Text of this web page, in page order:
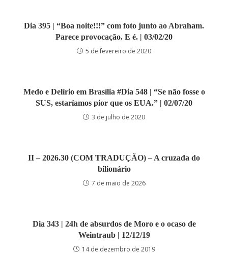
Dia 395 | “Boa noite!!!” com foto junto ao Abraham.
Parece provocação. E é. | 03/02/20
5 de fevereiro de 2020
Medo e Delírio em Brasília #Dia 548 | “Se não fosse o
SUS, estaríamos pior que os EUA.” | 02/07/20
3 de julho de 2020
II – 2026.30 (COM TRADUÇÃO) – A cruzada do
bilionário
7 de maio de 2026
Dia 343 | 24h de absurdos de Moro e o ocaso de
Weintraub | 12/12/19
14 de dezembro de 2019